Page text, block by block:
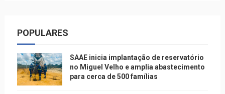
POPULARES
SAAE inicia implantação de reservatório
no Miguel Velho e amplia abastecimento
para cerca de 500 famílias